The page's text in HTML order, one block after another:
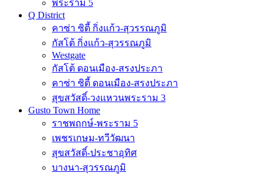
พระราม 5
Q District
คาซ่า ซิตี้ กิ่งแก้ว-สุวรรณภูมิ
กัสโต้ กิ่งแก้ว-สุวรรณภูมิ
Westgate
กัสโต้ ดอนเมือง-สรงประภา
คาซ่า ซิตี้ ดอนเมือง-สรงประภา
สุขสวัสดิ์-วงแหวนพระราม 3
Gusto Town Home
ราชพฤกษ์-พระราม 5
เพชรเกษม-ทวีวัฒนา
สุขสวัสดิ์-ประชาอุทิศ
บางนา-สุวรรณภูมิ